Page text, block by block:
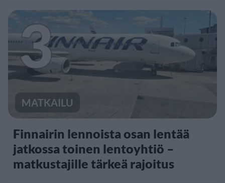
3
MATKAILU
Finnairin lennoista osan lentää
jatkossa toinen lentoyhtiö –
matkustajille tärkeä rajoitus